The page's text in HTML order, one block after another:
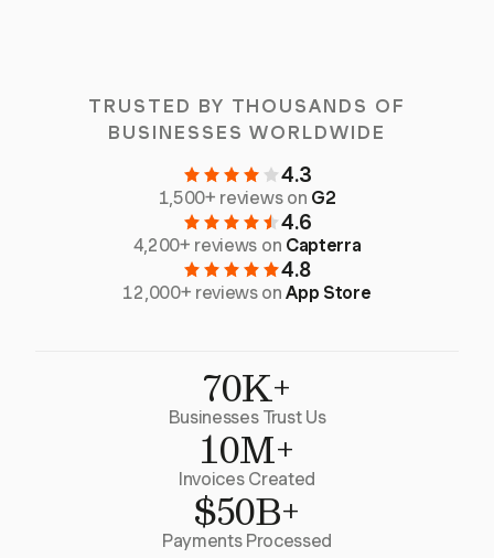
TRUSTED BY THOUSANDS OF
BUSINESSES WORLDWIDE
4.3
1,500+ reviews on G2
4.6
4,200+ reviews on Capterra
4.8
12,000+ reviews onApp Store
70K+
Businesses Trust Us
10M+
Invoices Created
$50B+
Payments Processed